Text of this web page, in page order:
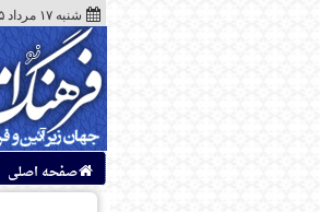
شنبه ۱۷ مرداد ۰۵ - ۱۹:۵۰
صفحه اصلی